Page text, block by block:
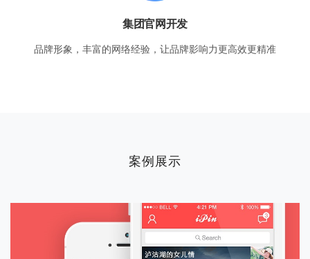
集团官网开发
品牌形象，丰富的网络经验，让品牌影响力更高效更精准
案例展示